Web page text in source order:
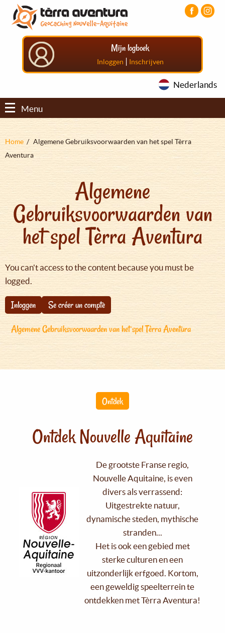
Overslaan
naar
Aller
menu
principal
Aller
pied
Mijn logboek
Inloggen | Inschrijven
Nederlands
Menu
Kruimelpad
Home
Algemene Gebruiksvoorwaarden van het spel Tèrra
Aventura
Algemene
Gebruiksvoorwaarden van
het spel Tèrra Aventura
You can't access to the content because you must be
logged.
Inloggen
Se créer un compte
Algemene Gebruiksvoorwaarden van het spel Tèrra Aventura
Ontdek
Ontdek Nouvelle Aquitaine
De grootste Franse regio,
Nouvelle Aquitaine, is even
divers als verrassend:
Uitgestrekte natuur,
dynamische steden, mythische
stranden...
Het is ook een gebied met
sterke culturen en een
uitzonderlijk erfgoed. Kortom,
een geweldig speelterrein te
ontdekken met Tèrra Aventura!